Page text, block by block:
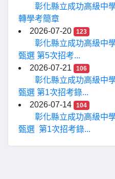
彰化縣立成功高級中
轉學考簡章
2026-07-20
123
彰化縣立成功高級中
甄選 第5次招考...
2026-07-21
106
彰化縣立成功高級中
甄選 第1次招考錄...
2026-07-14
104
彰化縣立成功高級中
甄選 第1次招考錄...